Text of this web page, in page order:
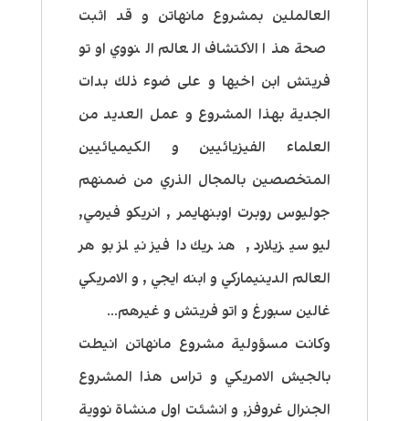
العالملين بمشروع مانهاتن و قد اثبت
صحة هذا الاكتشاف العالم النووي اوتو
فريتش ابن اخيها و على ضوء ذلك بدات
الجدية بهذا المشروع و عمل العديد من
العلماء الفيزيائيين و الكيميائيين
المتخصصين بالمجال الذري من ضمنهم
جوليوس روبرت اوبنهايمر , انريكو فيرمي,
ليو سيزيلارد , هنريك دافيز نيلز بوهر
العالم الدينيماركي و ابنه ايجي , و الامريكي
غالين سبورغ و اتو فريتش و غيرهم…
وكانت مسؤولية مشروع مانهاتن انيطت
بالجيش الامريكي و تراس هذا المشروع
الجنرال غروفز, و انشئت اول منشاة نووية